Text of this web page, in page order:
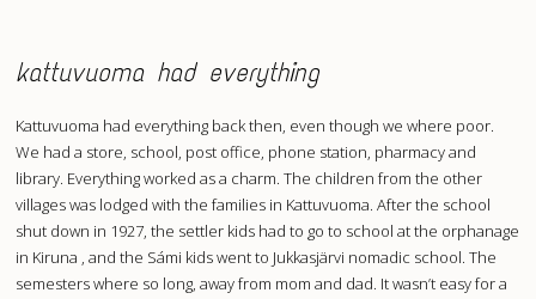
kattuvuoma had everything
Kattuvuoma had everything back then, even though we where poor.
We had a store, school, post office, phone station, pharmacy and
library. Everything worked as a charm. The children from the other
villages was lodged with the families in Kattuvuoma. After the school
shut down in 1927, the settler kids had to go to school at the orphanage
in Kiruna , and the Sámi kids went to Jukkasjärvi nomadic school. The
semesters where so long, away from mom and dad. It wasn’t easy for a